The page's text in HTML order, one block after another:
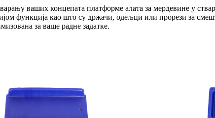
ваших концепата платформе алата за мердевине у
функција као што су држачи, одељци или прорези за
за ваше радне задатке.